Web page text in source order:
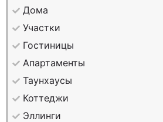
Дома
Участки
Гостиницы
Апартаменты
Таунхаусы
Коттеджи
Эллинги